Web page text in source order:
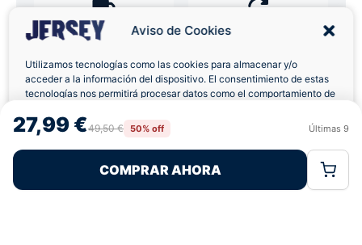
Aviso de Cookies
Utilizamos tecnologías como las cookies para almacenar y/o
acceder a la información del dispositivo. El consentimiento de estas
tecnologías nos permitirá procesar datos como el comportamiento de
retirar el consentimiento, puede afectar negativamente a ciertas
características y funciones.
Rechazar
Política de CookiesPolítica de Privacidad
27,99 €49,50 € 50% off Últimas 9
COMPRAR AHORA
Envíos a Domicilio Devolución 7 Días
Pagos 100% Seguros Ofertas Sin Límites
★★★★★4,7 basado en 99+ reseñas